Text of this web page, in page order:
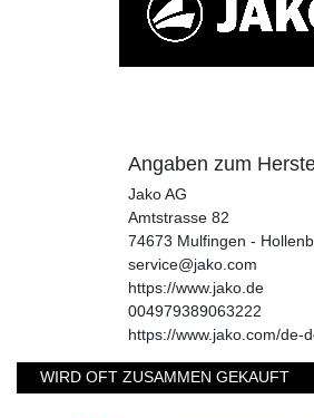
Angaben zum
Jako AG
Amtstrasse 82
74673 Mulfingen -
service@jako.com
https://www.jako.de
004979389063222
https://www.jako.com/de-
WIRD OFT ZUSAMMEN GEKAUFT